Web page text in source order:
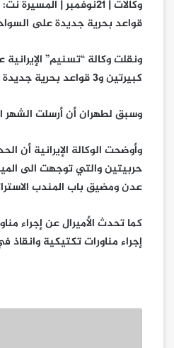
قواعد بحرية جديدة على
ونقلت وكالة “تسنيم”
كبيرتين و3 قواعد بحرية جديدة على سواحل منطقة مكران”، المطلة على بحر العرب.
وسبق لطهران أن أرسلت الشهر
حربيتين والتي توجهت الى
عدن ومضيق باب المندب
كما تحدث الأميرال عن إجراء
إجراء مناورات تكتيكية